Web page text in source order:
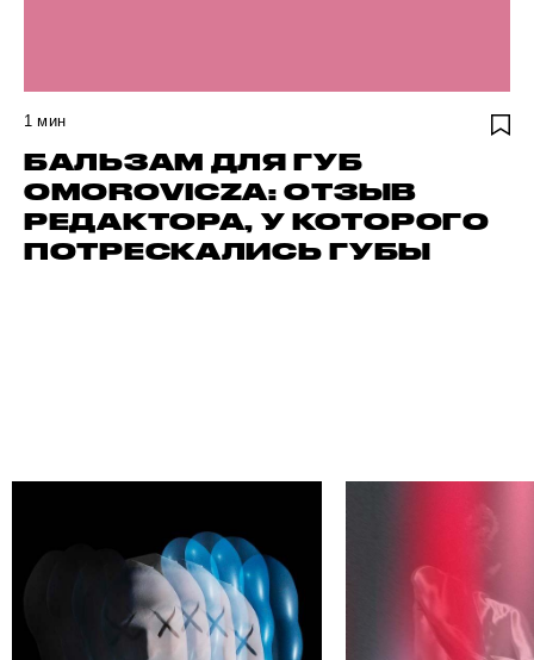
1 мин
БАЛЬЗАМ ДЛЯ ГУБ
OMOROVICZA: ОТЗЫВ
РЕДАКТОРА, У КОТОРОГО
ПОТРЕСКАЛИСЬ ГУБЫ